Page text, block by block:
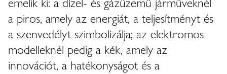
a piros, amely az energiát, a teljesítményt és
a szenvedélyt szimbolizálja; az elektromos
modelleknél pedig a kék, amely az
innovációt, a hatékonyságot és a